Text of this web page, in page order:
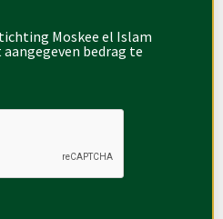
Moskee el Islam
bedrag te